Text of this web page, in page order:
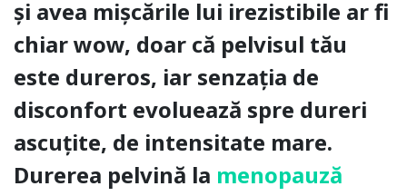
și avea mișcările lui irezistibile ar fi
chiar wow, doar că pelvisul tău
este dureros, iar senzația de
disconfort evoluează spre dureri
ascuțite, de intensitate mare.
Durerea pelvină la menopauză